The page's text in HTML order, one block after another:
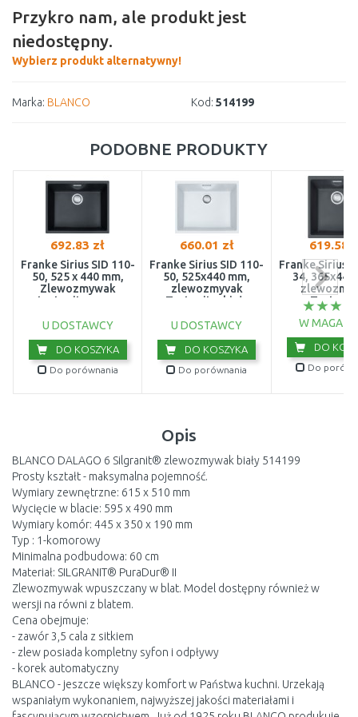
Przykro nam, ale produkt jest
niedostępny.
Wybierz produkt alternatywny!
Marka: BLANCO Kod: 514199
PODOBNE PRODUKTY
692.83 zł
Franke Sirius SID 110-
50, 525 x 440 mm,
Zlewozmywak
tectonite, onyx
U DOSTAWCY
DO KOSZYKA
Do porównania
660.01 zł
Franke Sirius SID 110-
50, 525x440 mm,
zlewozmyvak
Tectonite, biały
U DOSTAWCY
DO KOSZYKA
Do porównania
619.58
Franke Sirius
34, 365x440
W
DO
Do
Opis
BLANCO DALAGO 6 Silgranit® zlewozmywak biały 514199
Prosty kształt - maksymalna pojemność.
Wymiary zewnętrzne: 615 x 510 mm
Wycięcie w blacie: 595 x 490 mm
Wymiary komór: 445 x 350 x 190 mm
Typ : 1-komorowy
Minimalna podbudowa: 60 cm
Materiał: SILGRANIT® PuraDur® II
Zlewozmywak wpuszczany w blat. Model dostępny również w
wersji na równi z blatem.
Cena obejmuje:
- zawór 3,5 cala z sitkiem
- zlew posiada kompletny syfon i odpływy
- korek automatyczny
BLANCO - jeszcze większy komfort w Państwa kuchni. Urzekają
wspaniałym wykonaniem, najwyższej jakości materiałami i